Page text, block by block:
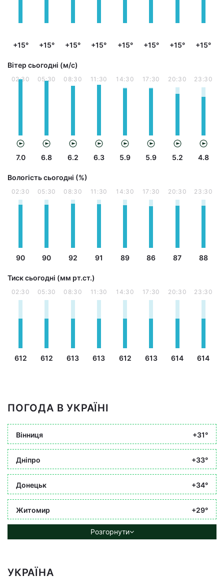
+15° +15° +15° +15° +15° +15° +15° +15°
Вітер сьогодні (м/с)
02:30
7.0
05:30
6.8
08:30
6.2
11:30
6.3
14:30
5.9
17:30
5.9
20:30
5.2
23:30
4.8
Вологість сьогодні (%)
02:30
90
05:30
90
08:30
92
11:30
91
14:30
89
17:30
86
20:30
87
23:30
88
Тиск сьогодні (мм рт.ст.)
02:30
612
05:30
612
08:30
613
11:30
613
14:30
612
17:30
613
20:30
614
23:30
614
ПОГОДА В УКРАЇНІ
Вінниця +31°
Дніпро +33°
Донецьк +34°
Житомир +29°
Розгорнути
УКРАЇНА